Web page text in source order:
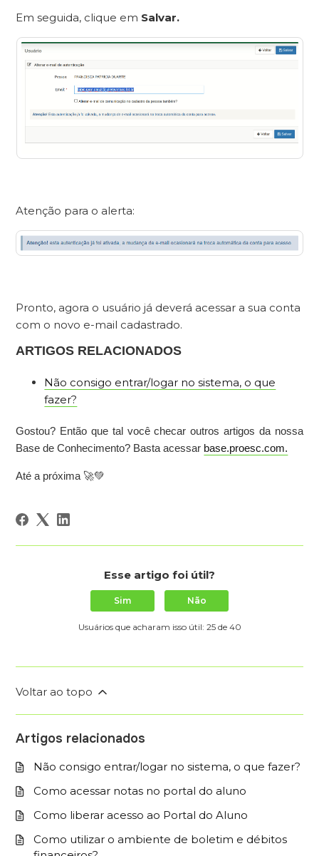
Em seguida, clique em Salvar.
Atenção para o alerta:
Pronto, agora o usuário já deverá acessar a sua conta
com o novo e-mail cadastrado.
ARTIGOS RELACIONADOS
Não consigo entrar/logar no sistema, o que
fazer?
Gostou? Então que tal você checar outros artigos da nossa
Base de Conhecimento? Basta acessar base.proesc.com.
Até a próxima 🚀💚
Esse artigo foi útil?
Sim Não
Usuários que acharam isso útil: 25 de 40
Voltar ao topo
Artigos relacionados
Não consigo entrar/logar no sistema, o que fazer?
Como acessar notas no portal do aluno
Como liberar acesso ao Portal do Aluno
Como utilizar o ambiente de boletim e débitos